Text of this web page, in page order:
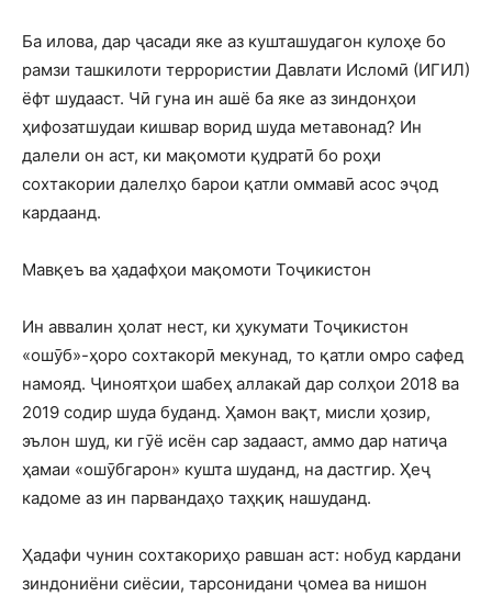
Ба илова, дар ҷасади яке аз кушташудагон кулоҳе бо
рамзи ташкилоти террористии Давлати Исломӣ (ИГИЛ)
ёфт шудааст. Чӣ гуна ин ашё ба яке аз зиндонҳои
ҳифозатшудаи кишвар ворид шуда метавонад? Ин
далели он аст, ки мақомоти қудратӣ бо роҳи
сохтакории далелҳо барои қатли оммавӣ асос эҷод
кардаанд.
Мавқеъ ва ҳадафҳои мақомоти Тоҷикистон
Ин аввалин ҳолат нест, ки ҳукумати Тоҷикистон
«ошӯб»-ҳоро сохтакорӣ мекунад, то қатли омро сафед
намояд. Ҷиноятҳои шабеҳ аллакай дар солҳои 2018 ва
2019 содир шуда буданд. Ҳамон вақт, мисли ҳозир,
эълон шуд, ки гӯё исён сар задааст, аммо дар натиҷа
ҳамаи «ошӯбгарон» кушта шуданд, на дастгир. Ҳеҷ
кадоме аз ин парвандаҳо таҳқиқ нашуданд.
Ҳадафи чунин сохтакориҳо равшан аст: нобуд кардани
зиндониёни сиёсии, тарсонидани ҷомеа ва нишон